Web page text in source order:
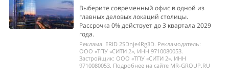
Выберите современный офис в одной из
главных деловых локаций столицы.
Рассрочка 0% действует до 3 квартала 2029
года.
Реклама. ERID 2SDnje4Rg3D. Рекламодатель:
ООО «ТПУ «СИТИ 2», ИНН 9710080053.
Застройщик: ООО «ТПУ «СИТИ 2», ИНН
9710080053. Подробнее на сайте MR-GROUP.RU